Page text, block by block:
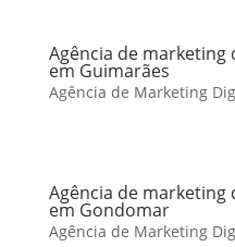
Agência de
em Guimarães
Agência de Marketing
Agência de
em Gondomar
Agência de Marketing